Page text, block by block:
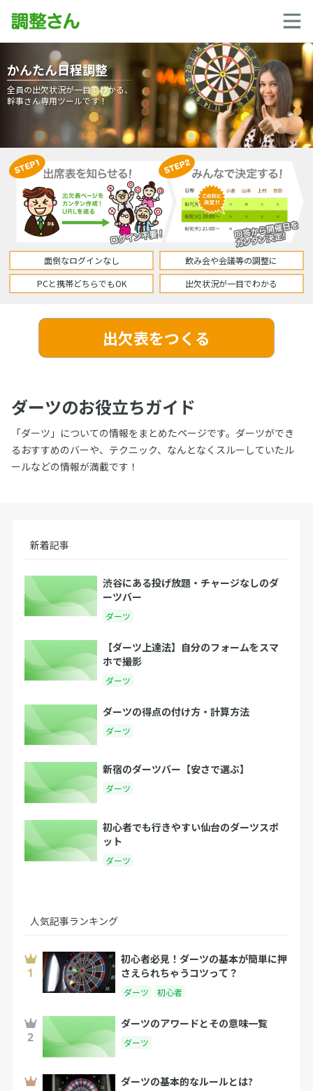
かんたん日程調整
全員の出欠状況が一目でわかる、
幹事さん専用ツールです！
面倒なログインなし
飲み会や会議等の調整に
PCと携帯どちらでもOK
出欠状況が一目でわかる
出欠表をつくる
ダーツのお役立ちガイド
「ダーツ」についての情報をまとめたページです。ダーツができ
るおすすめのバーや、テクニック、なんとなくスルーしていたル
ールなどの情報が満載です！
新着記事
渋谷にある投げ放題・チャージなしのダ
ーツバー
ダーツ
【ダーツ上達法】自分のフォームをスマ
ホで撮影
ダーツ
ダーツの得点の付け方・計算方法
ダーツ
新宿のダーツバー【安さで選ぶ】
ダーツ
初心者でも行きやすい仙台のダーツスポ
ット
ダーツ
人気記事ランキング
初心者必見！ダーツの基本が簡単に押
さえられちゃうコツって？
ダーツ 初心者
ダーツのアワードとその意味一覧
ダーツ
ダーツの基本的なルールとは?